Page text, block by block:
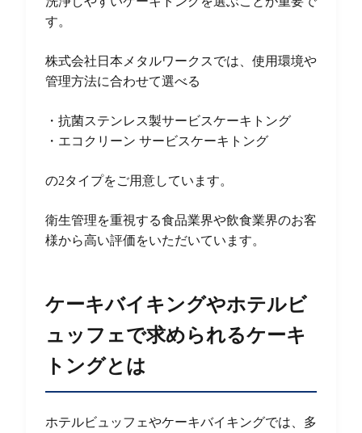
す。
株式会社日本メタルワークスでは、使用環境や
管理方法に合わせて選べる
・抗菌ステンレス製サービスケーキトング
・エコクリーン サービスケーキトング
の2タイプをご用意しています。
衛生管理を重視する食品業界や飲食業界のお客
様から高い評価をいただいています。
ケーキバイキングやホテルビ
ュッフェで求められるケーキ
トングとは
ホテルビュッフェやケーキバイキングでは、多